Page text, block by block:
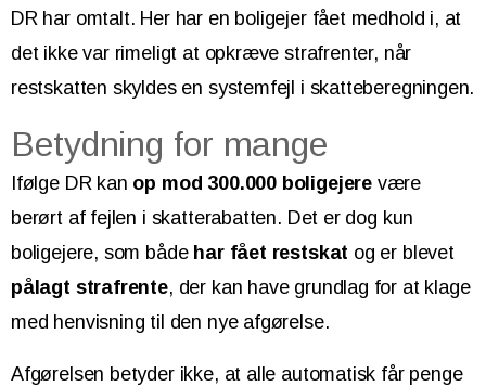
DR har omtalt. Her har en boligejer fået medhold i, at
det ikke var rimeligt at opkræve strafrenter, når
restskatten skyldes en systemfejl i skatteberegningen.
Betydning for mange
Ifølge DR kan op mod 300.000 boligejerevære
berørt af fejlen i skatterabatten. Det er dog kun
boligejere, som både har fået restskat og er blevet
pålagt strafrente, der kan have grundlag for at klage
med henvisning til den nye afgørelse.
Afgørelsen betyder ikke, at alle automatisk får penge